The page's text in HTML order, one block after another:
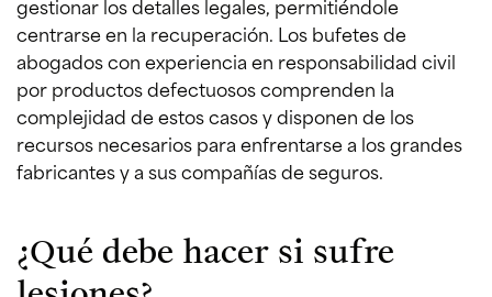
centrarse en la recuperación. Los bufetes de
abogados con experiencia en responsabilidad civil
por productos defectuosos comprenden la
complejidad de estos casos y disponen de los
recursos necesarios para enfrentarse a los grandes
fabricantes y a sus compañías de seguros.
¿Qué debe hacer si sufre